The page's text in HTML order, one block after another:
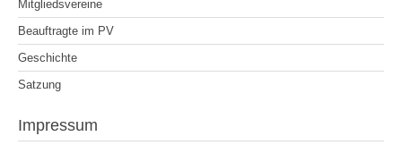
Mitgliedsvereine
Beauftragte im PV
Geschichte
Satzung
Impressum